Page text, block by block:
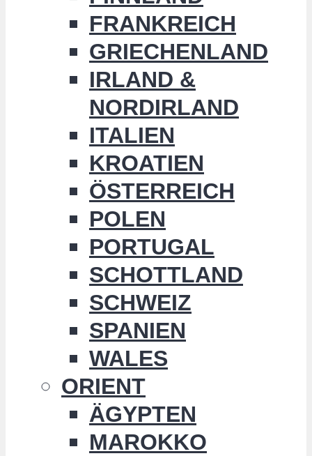
FRANKREICH
GRIECHENLAND
IRLAND &
NORDIRLAND
ITALIEN
KROATIEN
ÖSTERREICH
POLEN
PORTUGAL
SCHOTTLAND
SCHWEIZ
SPANIEN
WALES
ORIENT
ÄGYPTEN
MAROKKO